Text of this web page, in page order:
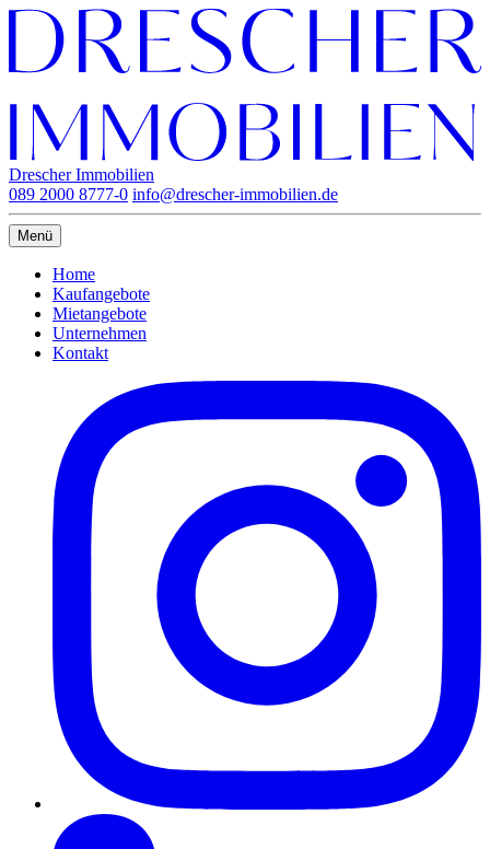
Drescher Immobilien
089 2000 8777-0 info@drescher-immobilien.de
Menü
Home
Kaufangebote
Mietangebote
Unternehmen
Kontakt